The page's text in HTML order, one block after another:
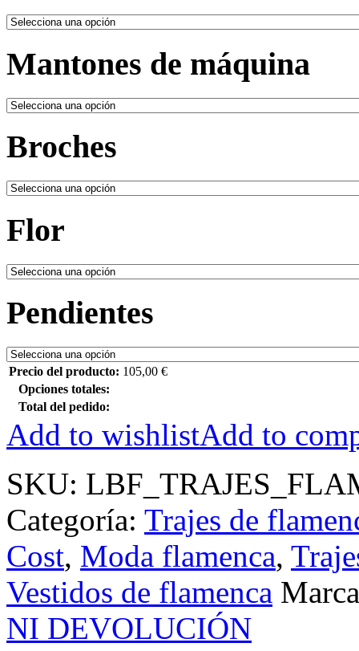
Mantones de máquina
Broches
Flor
Pendientes
Precio del producto: 105,00 €
Opciones totales:
Total del pedido:
Add to wishlistAdd to
SKU:
Categoría: Trajes de
Cost, Moda flamenca,
Vestidos de flamenca
NI DEVOLUCIÓN